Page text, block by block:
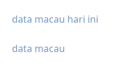
data macau hari ini
data macau